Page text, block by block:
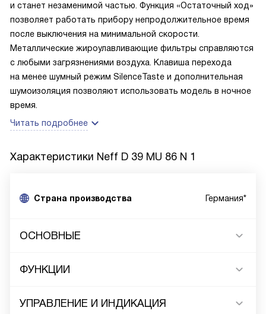
и станет незаменимой частью. Функция «Остаточный ход»
позволяет работать прибору непродолжительное время
после выключения на минимальной скорости.
Металлические жироулавливающие фильтры справляются
с любыми загрязнениями воздуха. Клавиша перехода
на менее шумный режим SilenceTaste и дополнительная
шумоизоляция позволяют использовать модель в ночное
время.
Читать подробнее
Характеристики Neff D 39 MU 86 N 1
Страна производства Германия*
ОСНОВНЫЕ
ФУНКЦИИ
УПРАВЛЕНИЕ И ИНДИКАЦИЯ